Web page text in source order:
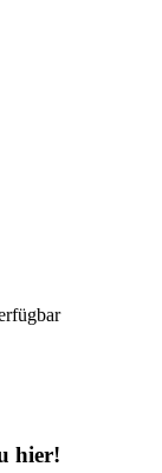
hier!